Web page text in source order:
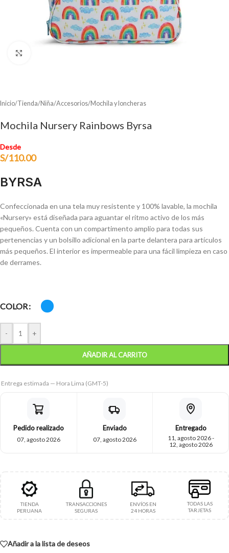
Inicio/Tienda/Niña/Accesorios/Mochila y loncheras
Mochila Nursery Rainbows Byrsa
Desde
S/110.00
BYRSA
Confeccionada en una tela muy resistente y 100% lavable, la mochila
«Nursery» está diseñada para aguantar el ritmo activo de los más
pequeños. Cuenta con un compartimento amplio para todas sus
pertenencias y un bolsillo adicional en la parte delantera para artículos
más pequeños. El interior es impermeable para una fácil limpieza en caso
de derrames.
COLOR
- +
AÑADIR AL CARRITO
Entrega estimada — Hora Lima (GMT-5)
Pedido realizado
07, agosto 2026
Enviado
07, agosto 2026
Entregado
11, agosto 2026 -
12, agosto 2026
TIENDA
PERUANA
TRANSACCIONES
SEGURAS
ENVÍOS EN
24 HORAS
TODAS LAS
TARJETAS
Añadir a la lista de deseos